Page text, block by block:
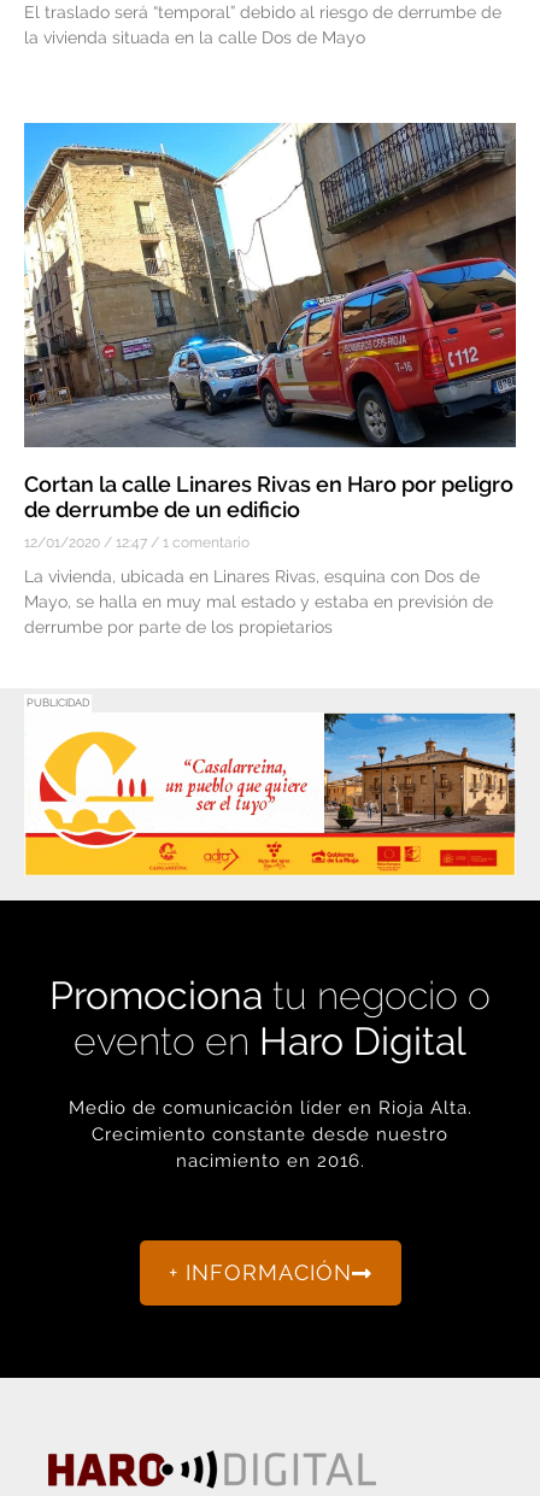
El traslado será “temporal” debido al riesgo de derrumbe de
la vivienda situada en la calle Dos de Mayo
Cortan la calle Linares Rivas en Haro por peligro
de derrumbe de un edificio
12/01/2020 12:47 1 comentario
La vivienda, ubicada en Linares Rivas, esquina con Dos de
Mayo, se halla en muy mal estado y estaba en previsión de
derrumbe por parte de los propietarios
PUBLICIDAD
Promociona tu negocio o
evento en Haro Digital
Medio de comunicación líder en Rioja Alta.
Crecimiento constante desde nuestro
nacimiento en 2016.
+ INFORMACIÓN